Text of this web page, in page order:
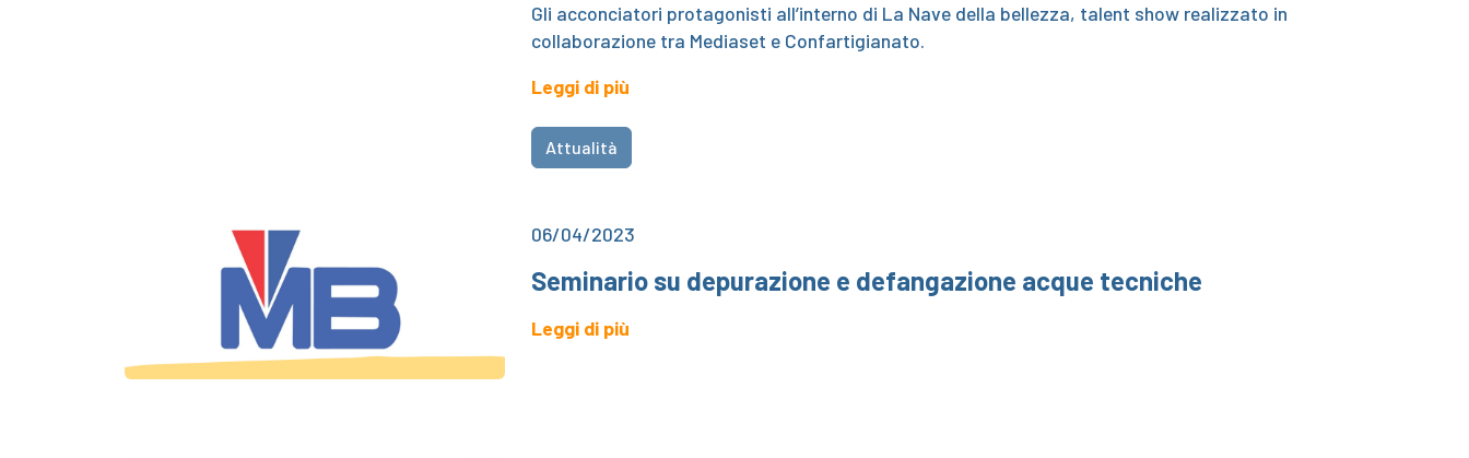
Gli acconciatori protagonisti all’interno di La Nave della bellezza, talent show realizzato in
collaborazione tra Mediaset e Confartigianato.
Leggi di più
Attualità
06/04/2023
Seminario su depurazione e defangazione acque tecniche
Leggi di più